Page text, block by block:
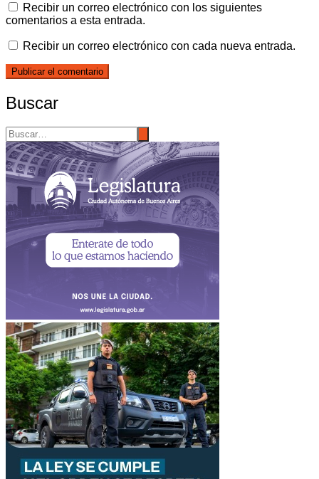
Recibir un correo electrónico con los siguientes
comentarios a esta entrada.
Recibir un correo electrónico con cada nueva entrada.
Buscar